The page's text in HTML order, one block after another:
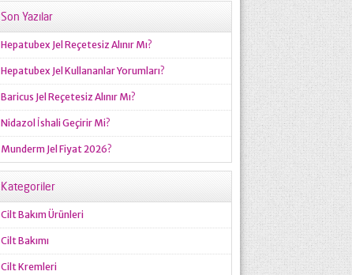
Son Yazılar
Hepatubex Jel Reçetesiz Alınır Mı?
Hepatubex Jel Kullananlar Yorumları?
Baricus Jel Reçetesiz Alınır Mı?
Nidazol İshali Geçirir Mi?
Munderm Jel Fiyat 2026?
Kategoriler
Cilt Bakım Ürünleri
Cilt Bakımı
Cilt Kremleri